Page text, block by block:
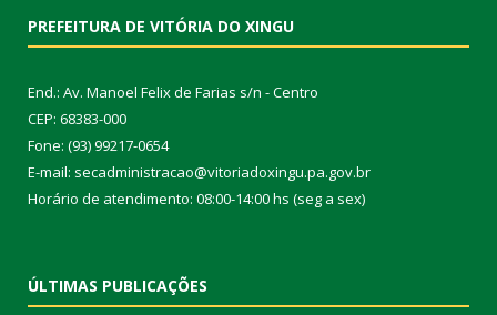
PREFEITURA DE VITÓRIA DO XINGU
End.: Av. Manoel Felix de Farias s/n - Centro
CEP: 68383-000
Fone: (93) 99217-0654
E-mail: secadministracao@vitoriadoxingu.pa.gov.br
Horário de atendimento: 08:00-14:00 hs (seg a sex)
ÚLTIMAS PUBLICAÇÕES